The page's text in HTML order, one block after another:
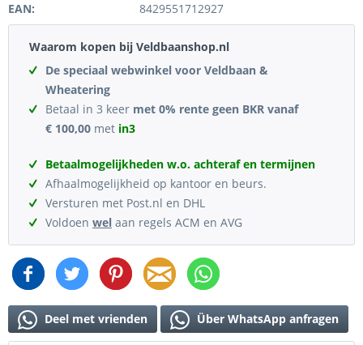
EAN:
8429551712927
Waarom kopen bij Veldbaanshop.nl
De speciaal webwinkel voor Veldbaan &
Wheatering
Betaal in 3 keer met 0% rente geen BKR vanaf
€ 100,00 met in3
Betaalmogelijkheden w.o. achteraf en termijnen
Afhaalmogelijkheid op kantoor en beurs.
Versturen met Post.nl en DHL
Voldoen wel aan regels ACM en AVG
Deel met vrienden Über WhatsApp anfragen